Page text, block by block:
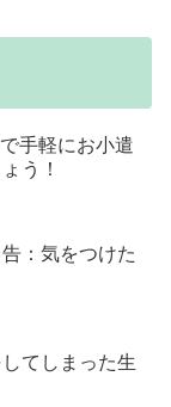
手軽にお小遣
う！
：気をつけた
してしまった生